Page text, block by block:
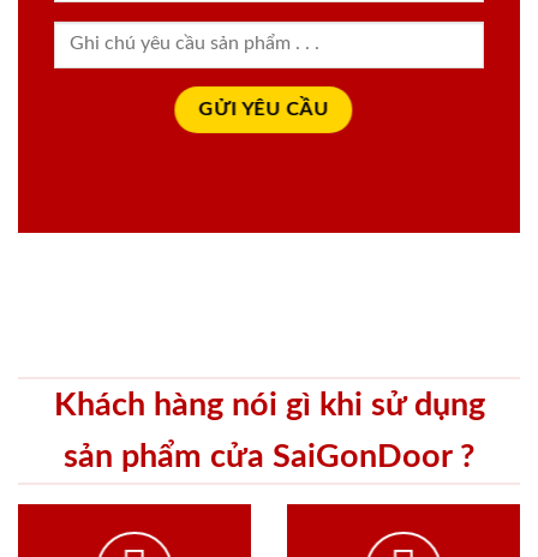
Khách hàng nói gì khi sử dụng
sản phẩm cửa SaiGonDoor ?